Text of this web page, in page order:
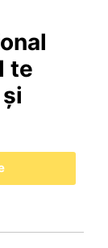
te